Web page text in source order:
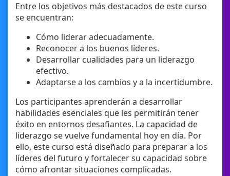
Entre los objetivos más destacados de este curso
se encuentran:
Cómo liderar adecuadamente.
Reconocer a los buenos líderes.
Desarrollar cualidades para un liderazgo
efectivo.
Adaptarse a los cambios y a la incertidumbre.
Los participantes aprenderán a desarrollar
habilidades esenciales que les permitirán tener
éxito en entornos desafiantes. La capacidad de
liderazgo se vuelve fundamental hoy en día. Por
ello, este curso está diseñado para preparar a los
líderes del futuro y fortalecer su capacidad sobre
cómo afrontar situaciones complicadas.